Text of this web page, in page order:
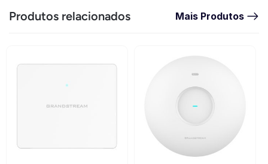
Produtos relacionados Mais Produtos